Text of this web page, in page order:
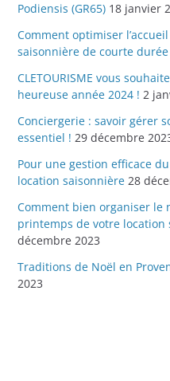
Podiensis (GR65) 18 janvier
Comment optimiser
saisonnière de courte durée
CLETOURISME vous
heureuse année 2024 ! 2
Conciergerie : savoir gérer
essentiel ! 29 décembre
Pour une gestion efficace
location saisonnière 28
Comment bien organiser le
printemps de votre location
décembre 2023
Traditions de Noël en
2023